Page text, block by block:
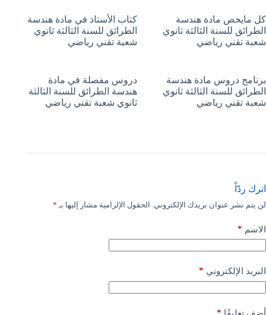
كل مايخص مادة هندسة
الطرائق للسنة الثالثة ثانوي
شعبة تقني رياضي
كتاب الأستاذ في مادة هندسة
الطرائق للسنة الثالثة ثانوي
شعبة تقني رياضي
برنامج دروس مادة هندسة
الطرائق للسنة الثالثة ثانوي
شعبة تقني رياضي
دروس مفصلة في مادة
هندسة الطرائق للسنة الثالثة
ثانوي شعبة تقني رياضي
اترك ردّاً
لن يتم نشر عنوان بريدك الإلكتروني. الحقول الإلزامية مشار إليها بـ *
الاسم *
البريد الإلكتروني *
أضف تعليقًا *